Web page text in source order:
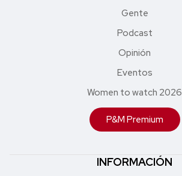
Gente
Podcast
Opinión
Eventos
Women to watch 2026
P&M Premium
INFORMACIÓN